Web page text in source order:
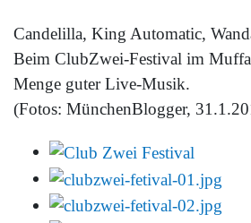
Candelilla, King Automatic,
Beim ClubZwei-Festival im
Menge guter Live-Musik.
(Fotos: MünchenBlogger,